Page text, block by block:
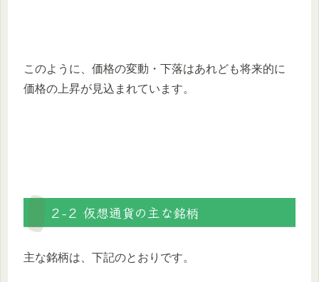
このように、価格の変動・下落はあれども将来的に
価格の上昇が見込まれています。
２-２ 仮想通貨の主な銘柄
主な銘柄は、下記のとおりです。